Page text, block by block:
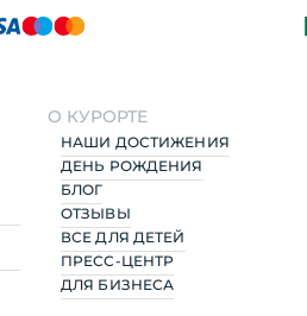
О КУРОРТЕ
НАШИ ДОСТИЖЕНИЯ
ДЕНЬ РОЖДЕНИЯ
БЛОГ
ОТЗЫВЫ
ВСЕ ДЛЯ ДЕТЕЙ
ПРЕСС-ЦЕНТР
ДЛЯ БИЗНЕСА